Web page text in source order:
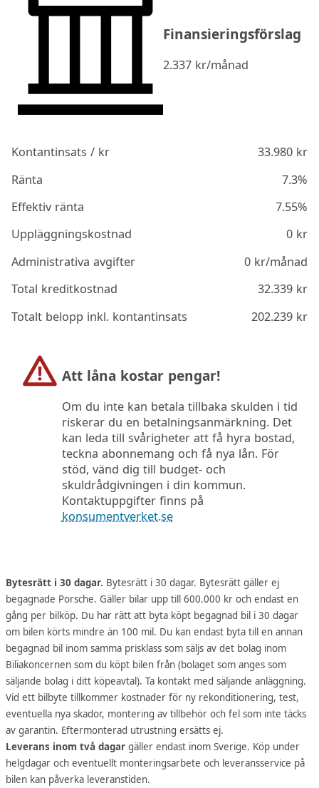
Finansieringsförslag
2.337 kr/månad
Kontantinsats / kr 33.980kr
Ränta
7.3%
Effektiv ränta
7.55%
Uppläggningskostnad
0kr
Administrativa avgifter
0kr/månad
Total kreditkostnad
32.339kr
Totalt belopp inkl. kontantinsats
202.239kr
Att låna kostar pengar!
Om du inte kan betala tillbaka skulden i tid
riskerar du en betalningsanmärkning. Det
kan leda till svårigheter att få hyra bostad,
teckna abonnemang och få nya lån. För
stöd, vänd dig till budget- och
skuldrådgivningen i din kommun.
Kontaktuppgifter finns på
konsumentverket.se
Bytesrätt i 30 dagar. Bytesrätt i 30 dagar. Bytesrätt gäller ej
begagnade Porsche. Gäller bilar upp till 600.000 kr och endast en
gång per bilköp. Du har rätt att byta köpt begagnad bil i 30 dagar
om bilen körts mindre än 100 mil. Du kan endast byta till en annan
begagnad bil inom samma prisklass som säljs av det bolag inom
Biliakoncernen som du köpt bilen från (bolaget som anges som
säljande bolag i ditt köpeavtal). Ta kontakt med säljande anläggning.
Vid ett bilbyte tillkommer kostnader för ny rekonditionering, test,
eventuella nya skador, montering av tillbehör och fel som inte täcks
av garantin. Eftermonterad utrustning ersätts ej.
Leverans inom två dagar gäller endast inom Sverige. Köp under
helgdagar och eventuellt monteringsarbete och leveransservice på
bilen kan påverka leveranstiden.